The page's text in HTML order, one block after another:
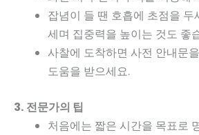
잡념이 들 땐 호흡에 초점을 두
세며 집중력을 높이는 것도 좋
사찰에 도착하면 사전 안내문
도움을 받으세요.
3. 전문가의 팁
처음에는 짧은 시간을 목표로